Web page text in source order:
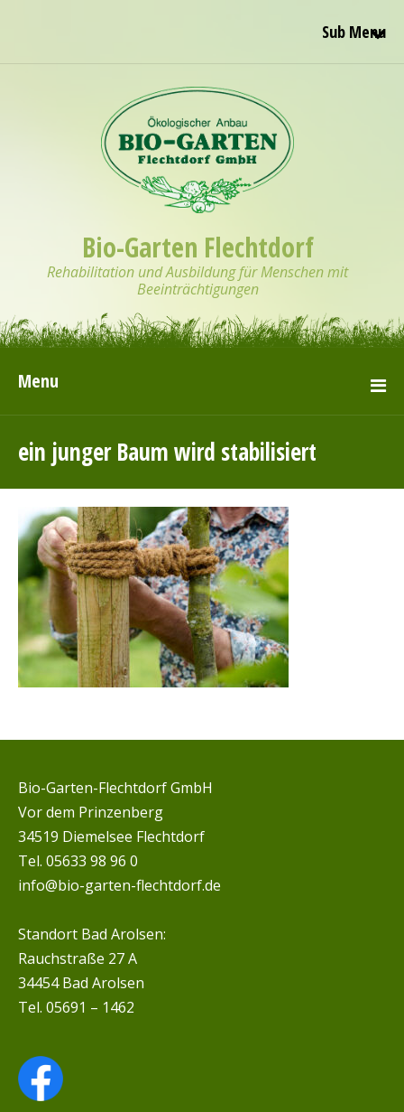
Sub Menu
Bio-Garten Flechtdorf
Rehabilitation und Ausbildung für Menschen mit
Beeinträchtigungen
Menu
ein junger Baum wird stabilisiert
Bio-Garten-Flechtdorf GmbH
Vor dem Prinzenberg
34519 Diemelsee Flechtdorf
Tel. 05633 98 96 0
info@bio-garten-flechtdorf.de
Standort Bad Arolsen:
Rauchstraße 27 A
34454 Bad Arolsen
Tel. 05691 – 1462